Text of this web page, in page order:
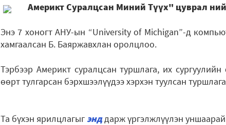
Америкт Суралцсан Миний Түүх" цуврал
Энэ 7 хоногт АНУ-ын “University of Michigan”-д
хамгаалсан Б. Баяржавхлан оролцлоо.
Тэрбээр Америкт суралцсан туршлага, их
өөрт тулгарсан бэрхшээлүүдээ хэрхэн туулсан
Та бүхэн ярилцлагыгэнддарж үргэлжлүүлэн